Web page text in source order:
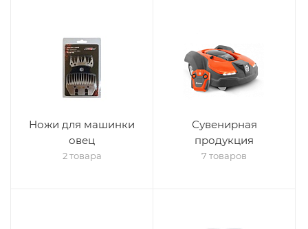
Ножи для машинки
овец
2 товара
Сувенирная
продукция
7 товаров